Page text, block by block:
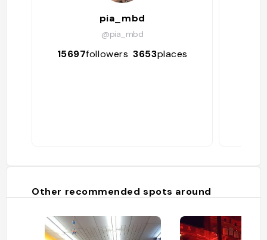
pia_mbd
@pia_mbd
15697followers 3653places
Other recommended spots around